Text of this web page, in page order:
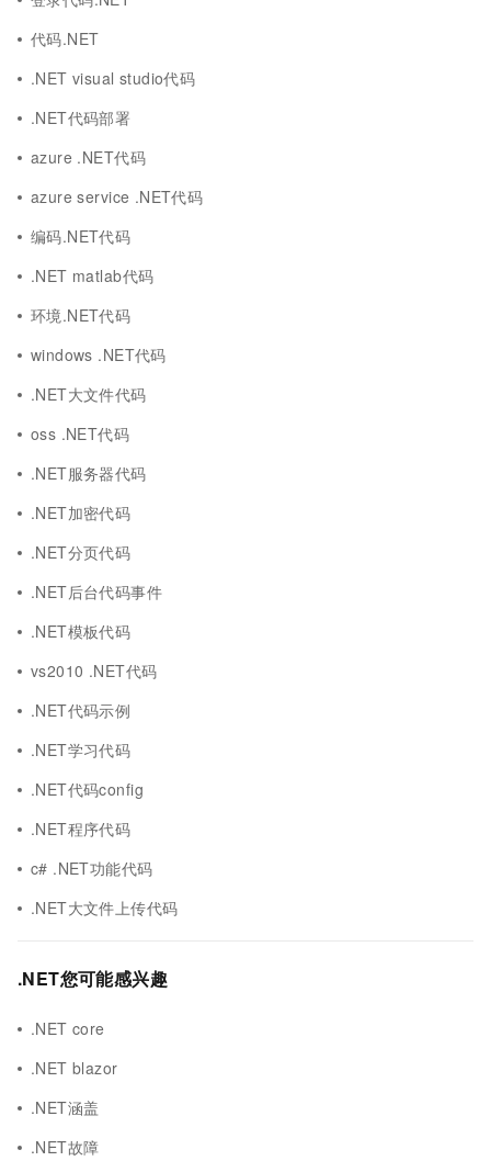
代码.NET
.NET visual studio代码
.NET代码部署
azure .NET代码
azure service .NET代码
编码.NET代码
.NET matlab代码
环境.NET代码
windows .NET代码
.NET大文件代码
oss .NET代码
.NET服务器代码
.NET加密代码
.NET分页代码
.NET后台代码事件
.NET模板代码
vs2010 .NET代码
.NET代码示例
.NET学习代码
.NET代码config
.NET程序代码
c# .NET功能代码
.NET大文件上传代码
.NET您可能感兴趣
.NET core
.NET blazor
.NET涵盖
.NET故障